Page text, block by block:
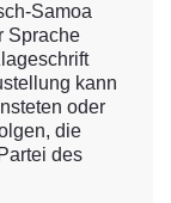
Samoa
Sprache
kann
oder
die
des